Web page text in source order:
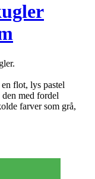
V2 –
flot, lys pastel
med fordel
farver som grå,